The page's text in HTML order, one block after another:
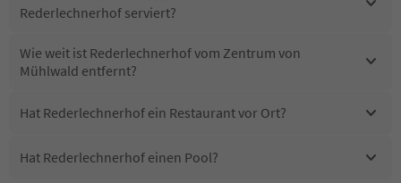
Rederlechnerhof serviert?
Wie weit ist Rederlechnerhof vom Zentrum von
Mühlwald entfernt?
Hat Rederlechnerhof ein Restaurant vor Ort?
Hat Rederlechnerhof einen Pool?